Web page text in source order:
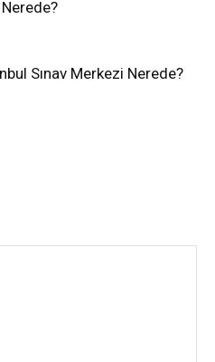
Sınav Merkezi Nerede?